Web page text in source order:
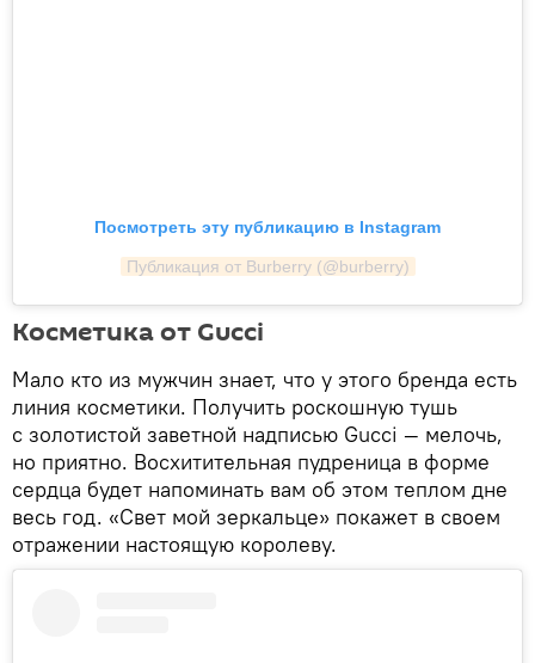
Посмотреть эту публикацию в Instagram
Публикация от Burberry (@burberry)
Косметика от Gucci
Мало кто из мужчин знает, что у этого бренда есть
линия косметики. Получить роскошную тушь
с золотистой заветной надписью Gucci — мелочь,
но приятно. Восхитительная пудреница в форме
сердца будет напоминать вам об этом теплом дне
весь год. «Свет мой зеркальце» покажет в своем
отражении настоящую королеву.